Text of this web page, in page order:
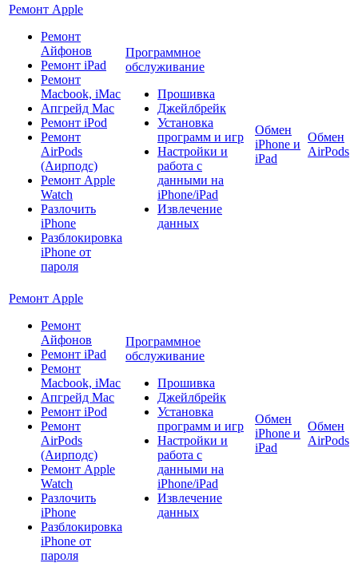
Ремонт Apple
Ремонт
Айфонов
Ремонт iPad
Ремонт
Macbook, iMac
Апгрейд Mac
Ремонт iPod
Ремонт
AirPods
(Аирподс)
Ремонт Apple
Watch
Разлочить
iPhone
Разблокировка
iPhone от
пароля
Программное
обслуживание
Прошивка
Джейлбрейк
Установка
программ и игр
Настройки и
работа с
данными на
iPhone/iPad
Извлечение
данных
Обмен
iPhone и
iPad
Обмен
AirPods
Ремонт Apple
Ремонт
Айфонов
Ремонт iPad
Ремонт
Macbook, iMac
Апгрейд Mac
Ремонт iPod
Ремонт
AirPods
(Аирподс)
Ремонт Apple
Watch
Разлочить
iPhone
Разблокировка
iPhone от
пароля
Программное
обслуживание
Прошивка
Джейлбрейк
Установка
программ и игр
Настройки и
работа с
данными на
iPhone/iPad
Извлечение
данных
Обмен
iPhone и
iPad
Обмен
AirPods